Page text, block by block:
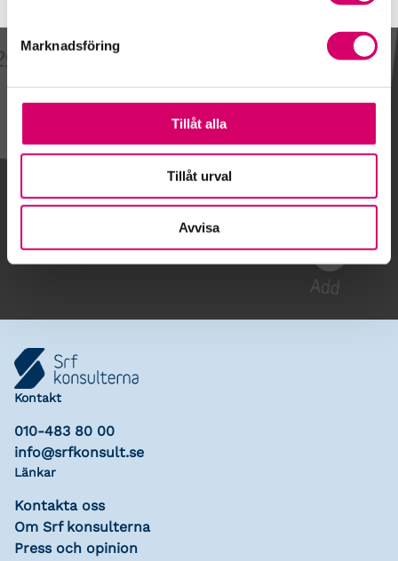
Marknadsföring
Tillåt alla
Tillåt urval
Avvisa
Lägg till i kalender
Kontakt
010-483 80 00
info@srfkonsult.se
Länkar
Kontakta oss
Om Srf konsulterna
Press och opinion